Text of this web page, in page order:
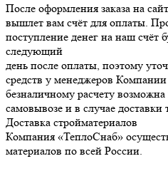
После оформления заказа на
вышлет вам счёт для оплаты.
поступление денег на наш счёт
следующий
день после оплаты, поэтому
средств у менеджеров
безналичному расчету
самовывозе и в случае
Доставка стройматериалов
Компания «ТеплоСнаб»
материалов по всей России.